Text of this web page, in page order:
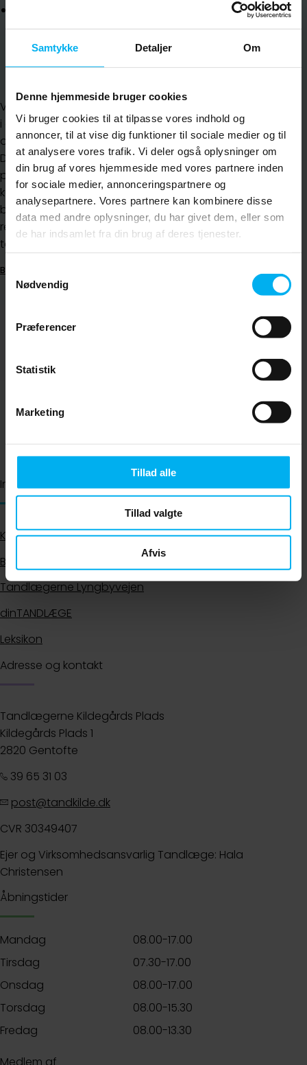
Samtykke Detaljer Om
Denne hjemmeside bruger cookies
Vi bruger cookies til at tilpasse vores indhold og
annoncer, til at vise dig funktioner til sociale medier og til
at analysere vores trafik. Vi deler også oplysninger om
din brug af vores hjemmeside med vores partnere inden
for sociale medier, annonceringspartnere og
analysepartnere. Vores partnere kan kombinere disse
data med andre oplysninger, du har givet dem, eller som
de har indsamlet fra din brug af deres tjenester.
Nødvendig
Præferencer
Statistik
Marketing
Tillad alle
Tillad valgte
Afvis
vedligehold: god
mundhygiejne og
Vi tager altid udgangspunkt
i dine konkrete
omstændigheder og behov.
Det betyder, at vi
planlægger pragmatisk og
kun anbefaler krone- eller
brobehandling, når det er
relevant og giver mening, alt
taget i betragtning.
Bestil tid
Information
Klinikken
Behandlinger
Tandlægerne Lyngbyvejen
dinTANDLÆGE
Leksikon
Adresse og kontakt
Tandlægerne Kildegårds Plads
Kildegårds Plads 1
2820 Gentofte
39 65 31 03
post@tandkilde.dk
CVR 30349407
Ejer og Virksomhedsansvarlig Tandlæge: Hala
Christensen
Åbningstider
Mandag
08.00-17.00
Tirsdag
07.30-17.00
Onsdag
08.00-17.00
Torsdag
08.00-15.30
Fredag
08.00-13.30